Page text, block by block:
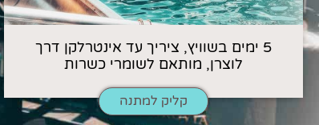
5 ימים בשוויץ, ציריך עד אינטרלקן דרך
לוצרן, מותאם לשומרי כשרות
קליק למתנה